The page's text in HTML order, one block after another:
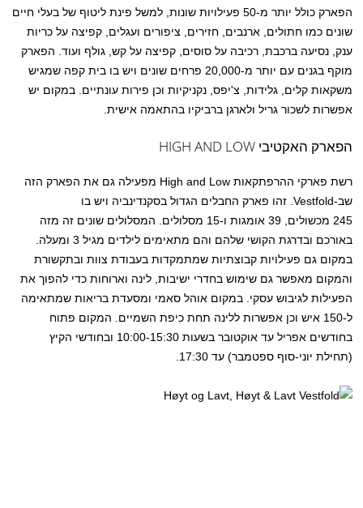
הפארק כולל יותר מ-50 פעילויות שונות, למשל פינת ליטוף של בעלי חיים
שונים כמו חתולים, ארנבים, חזירים, ציפורים ועגלים, קפיצה על כריות
ענק, נסיעה ברכבת, רכיבה על סוסים, קפיצה על קש, גולף ועוד. הפארק
מוקף בגנים עם יותר מ-20,000 פרחים שונים ויש בו בית קפה שמגיש
משקאות קלים, גלידות, צ'יפס, נקניקיות וכן פירות עונתיים. במקום יש
אפשרות לשכור גריל ולארגן ברביקיו בהתאמה אישית.
הפארק האקטיבי HIGH AND LOW
רשת פארקי ההרפתקאות High and Low מפעילה גם את הפארק הזה
שב-Vestfold. זהו פארק החבלים הגדול בסקנדינביה ויש בו
245 מכשולים, 39 אומגות ו-15 מסלולים. המסלולים שונים זה מזה
באורכם ובדרגת הקושי שלהם והם מתאימים לילדים מגיל 3 ומעלה.
במקום גם פעילויות קבוצתיות שמתמקדות בעבודת צוות ובתקשורת
והמקום מאפשר גם שימוש בחדרי ישיבות, לינה וארוחות כדי להפוך את
הפעילות לגיבוש עסקי. במקום אוהל סאמי ומסעדת בריאות שמתאימה
ל-150 איש וכן אפשרות ללינה תחת כיפת השמיים. המקום פתוח
בחודשים אפריל עד אוקטובר בשעות 10:00-15:30 ובחודשי הקיץ
(תחילת יוני-סוף ספטמבר) עד 17:30.